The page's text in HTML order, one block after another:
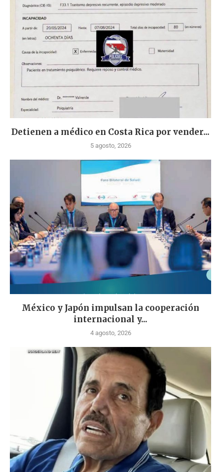
Detienen a médico en Costa Rica por vender...
5 agosto, 2026
México y Japón impulsan la cooperación
internacional y...
4 agosto, 2026